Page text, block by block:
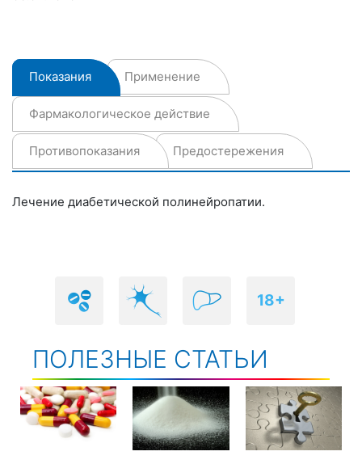
Показания Применение
Фармакологическое действие
Противопоказания Предостережения
Лечение диабетической полинейропатии.
18+
ПОЛЕЗНЫЕ СТАТЬИ